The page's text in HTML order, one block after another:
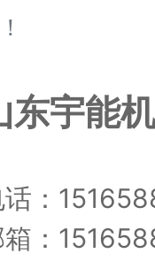
东宇能
话：
箱：